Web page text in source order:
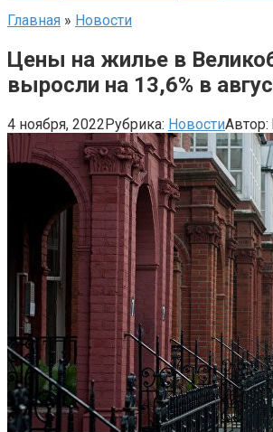
Главная » Новости
Цены на жилье в
выросли на 13,6% в
4 ноября, 2022Рубрика: НовостиАвтор: